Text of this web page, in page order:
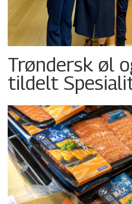
Trøndersk øl
tildelt